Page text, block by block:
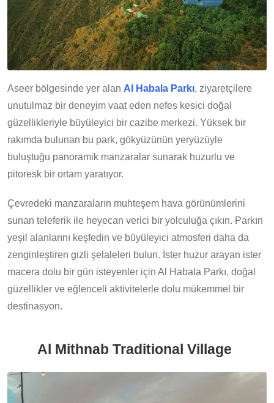
Aseer bölgesinde yer alan Al Habala Parkı, ziyaretçilere
unutulmaz bir deneyim vaat eden nefes kesici doğal
güzellikleriyle büyüleyici bir cazibe merkezi. Yüksek bir
rakımda bulunan bu park, gökyüzünün yeryüzüyle
buluştuğu panoramik manzaralar sunarak huzurlu ve
pitoresk bir ortam yaratıyor.
Çevredeki manzaraların muhteşem hava görünümlerini
sunan teleferik ile heyecan verici bir yolculuğa çıkın. Parkın
yeşil alanlarını keşfedin ve büyüleyici atmosferi daha da
zenginleştiren gizli şelaleleri bulun. İster huzur arayan ister
macera dolu bir gün isteyenler için Al Habala Parkı, doğal
güzellikler ve eğlenceli aktivitelerle dolu mükemmel bir
destinasyon.
Al Mithnab Traditional Village